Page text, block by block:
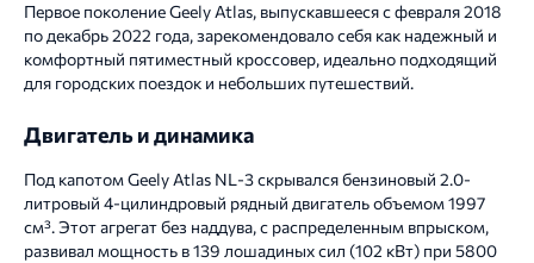
Первое поколение Geely Atlas, выпускавшееся с февраля 2018
по декабрь 2022 года, зарекомендовало себя как надежный и
комфортный пятиместный кроссовер, идеально подходящий
для городских поездок и небольших путешествий.
Двигатель и динамика
Под капотом Geely Atlas NL-3 скрывался бензиновый 2.0-
литровый 4-цилиндровый рядный двигатель объемом 1997
см³. Этот агрегат без наддува, с распределенным впрыском,
развивал мощность в 139 лошадиных сил (102 кВт) при 5800